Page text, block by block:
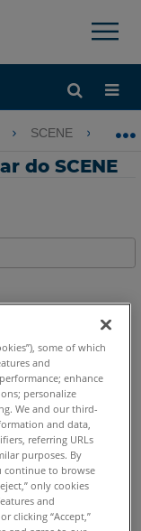
×
SCENE
do SCENE
2018
Francês Inglês
some of which
and
enhance
personalize
We and our third-
and data,
referring URLs
purposes. By
continue to browse
only cookies
and
clicking “Accept,”